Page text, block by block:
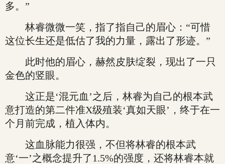
多。”
林睿微微一笑，指了指自己的眉心：“可惜
这位长生还是低估了我的力量，露出了形迹。”
此时他的眉心，赫然皮肤绽裂，现出了一只
金色的竖眼。
这正是‘混元血’之后，林睿为自己的根本武
意打造的第二件准X级殖装‘真如天眼’，终于在一
个月前完成，植入体内。
这血脉能力很强，不但将林睿的根本武
意‘一’之概念提升了1.5%的强度，还将林睿本就